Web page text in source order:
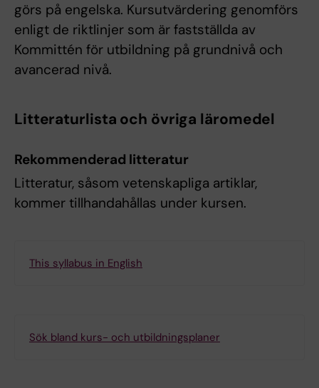
görs på engelska. Kursutvärdering genomförs
enligt de riktlinjer som är fastställda av
Kommittén för utbildning på grundnivå och
avancerad nivå.
Litteraturlista och övriga läromedel
Rekommenderad litteratur
Litteratur, såsom vetenskapliga artiklar,
kommer tillhandahållas under kursen.
This syllabus in English
Sök bland kurs- och utbildningsplaner